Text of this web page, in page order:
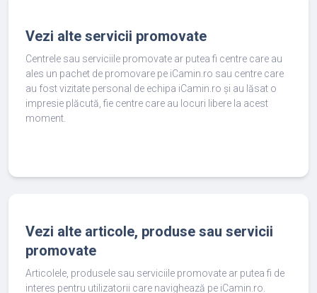
Vezi alte servicii promovate
Centrele sau serviciile promovate ar putea fi centre care au
ales un pachet de promovare pe iCamin.ro sau centre care
au fost vizitate personal de echipa iCamin.ro și au lăsat o
impresie plăcută, fie centre care au locuri libere la acest
moment.
Vezi alte articole, produse sau servicii
promovate
Articolele, produsele sau serviciile promovate ar putea fi de
interes pentru utilizatorii care navighează pe iCamin.ro.